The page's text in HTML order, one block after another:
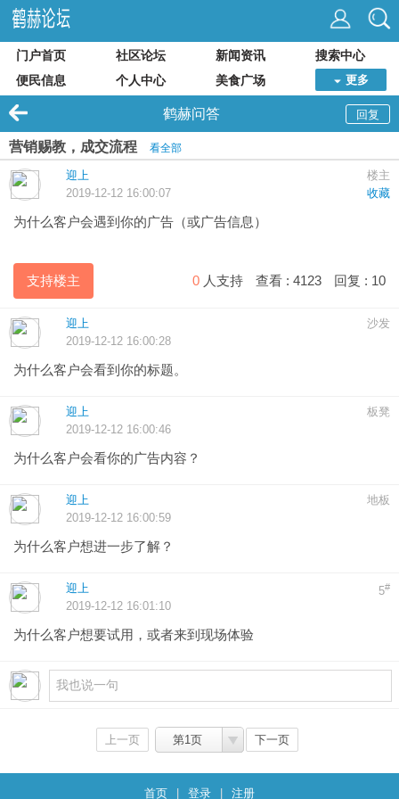
门户首页 社区论坛 新闻资讯
搜索中心
便民信息
个人中心 美食广场 更多
回复
鹤赫问答
营销赐教，成交流程 看全部
楼主
迎上
收藏
2019-12-12 16:00:07
为什么客户会遇到你的广告（或广告信息）
支持楼主 0 人支持 查看 : 4123 回复 : 10
沙发
迎上
2019-12-12 16:00:28
为什么客户会看到你的标题。
板凳
迎上
2019-12-12 16:00:46
为什么客户会看你的广告内容？
地板
迎上
2019-12-12 16:00:59
为什么客户想进一步了解？
5#
迎上
2019-12-12 16:01:10
为什么客户想要试用，或者来到现场体验
上一页 第1页 下一页
首页 登录 注册